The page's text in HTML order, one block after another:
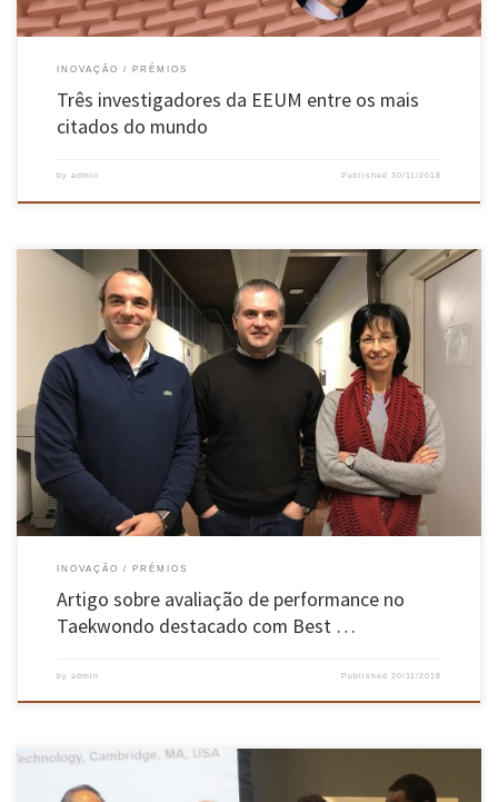
INOVAÇÃO PRÉMIOS
Três investigadores da EEUM entre os mais
citados do mundo
by admin Published30/11/2018
Os investigadores do Centro ALGORITMI Pedro Cunha, Vitor Carvalho e Filomena Soares
receberam o Best Paper Award pelo seu artigo “Development of a Real-Time Evaluation
System For Top Taekwondo Athletes – SPERTA” na conferência SENSORDEVICES 2018, em
Itália. A conferência SENSORDEVICES 2018 foca-se sobre a tecnologia de sensores e as […]
INOVAÇÃO PRÉMIOS
Artigo sobre avaliação de performance no
Taekwondo destacado com Best …
by admin Published 20/11/2018